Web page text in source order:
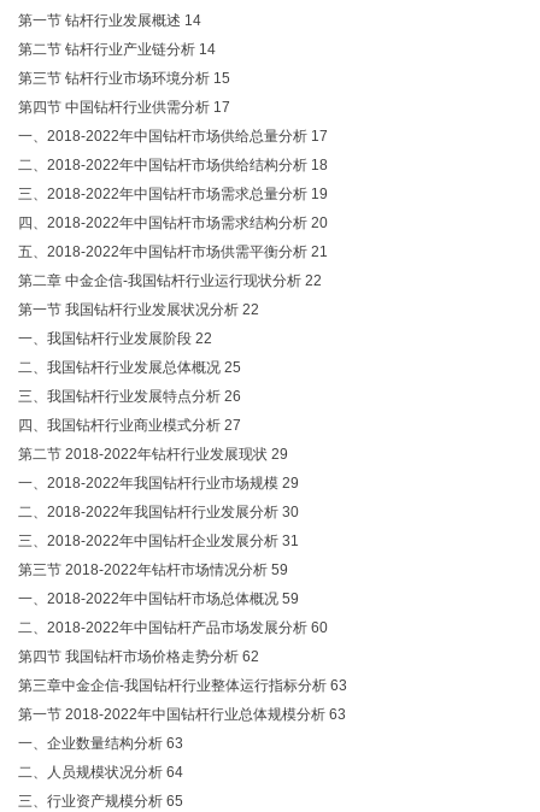
第一节 钻杆行业发展概述 14
第二节 钻杆行业产业链分析 14
第三节 钻杆行业市场环境分析 15
第四节 中国钻杆行业供需分析 17
一、2018-2022年中国钻杆市场供给总量分析 17
二、2018-2022年中国钻杆市场供给结构分析 18
三、2018-2022年中国钻杆市场需求总量分析 19
四、2018-2022年中国钻杆市场需求结构分析 20
五、2018-2022年中国钻杆市场供需平衡分析 21
第二章 中金企信-我国钻杆行业运行现状分析 22
第一节 我国钻杆行业发展状况分析 22
一、我国钻杆行业发展阶段 22
二、我国钻杆行业发展总体概况 25
三、我国钻杆行业发展特点分析 26
四、我国钻杆行业商业模式分析 27
第二节 2018-2022年钻杆行业发展现状 29
一、2018-2022年我国钻杆行业市场规模 29
二、2018-2022年我国钻杆行业发展分析 30
三、2018-2022年中国钻杆企业发展分析 31
第三节 2018-2022年钻杆市场情况分析 59
一、2018-2022年中国钻杆市场总体概况 59
二、2018-2022年中国钻杆产品市场发展分析 60
第四节 我国钻杆市场价格走势分析 62
第三章中金企信-我国钻杆行业整体运行指标分析 63
第一节 2018-2022年中国钻杆行业总体规模分析 63
一、企业数量结构分析 63
二、人员规模状况分析 64
三、行业资产规模分析 65